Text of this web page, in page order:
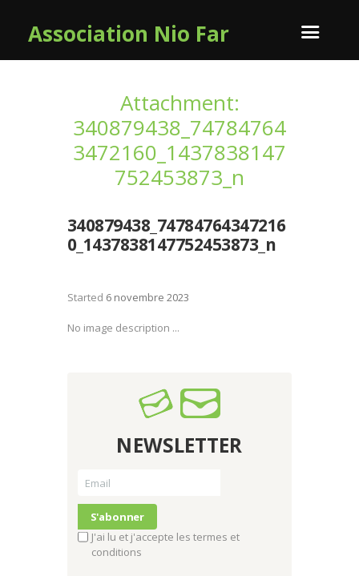
Association Nio Far
Attachment:
340879438_74784764
3472160_1437838147
752453873_n
340879438_74784764347216
0_1437838147752453873_n
Started 6 novembre 2023
No image description ...
NEWSLETTER
J'ai lu et j'accepte les termes et
conditions